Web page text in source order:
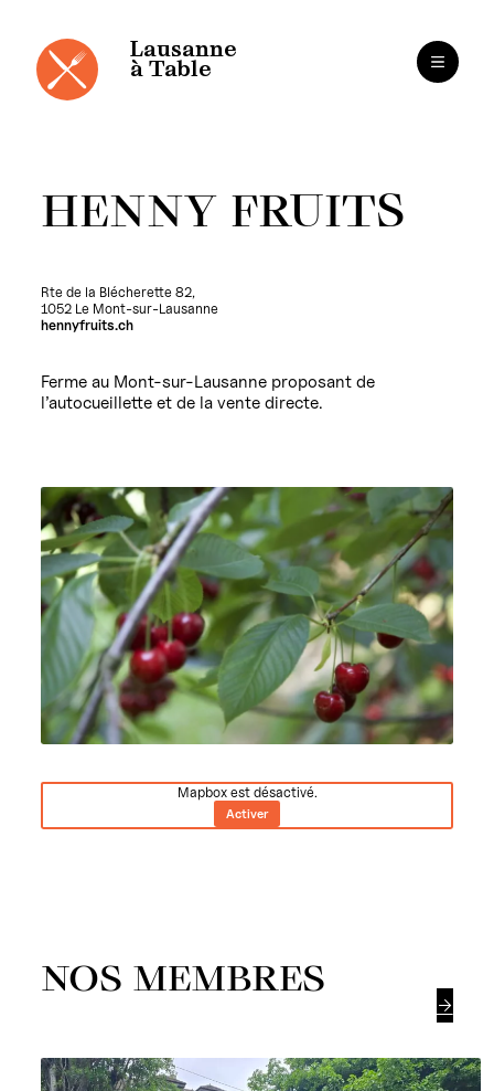
contenu
Lausanne
à Table
HENNY FRUITS
Rte de la Blécherette 82,
1052 Le Mont-sur-Lausanne
hennyfruits.ch
Ferme au Mont-sur-Lausanne proposant de
l’autocueillette et de la vente directe.
Mapbox est désactivé.
Activer
NOS MEMBRES
